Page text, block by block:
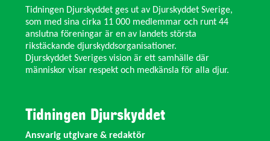
Tidningen Djurskyddet ges ut av Djurskyddet Sverige,
som med sina cirka 11 000 medlemmar och runt 44
anslutna föreningar är en av landets största
rikstäckande djurskyddsorganisationer.
Djurskyddet Sveriges vision är ett samhälle där
människor visar respekt och medkänsla för alla djur.
Tidningen Djurskyddet
Ansvarig utgivare & redaktör